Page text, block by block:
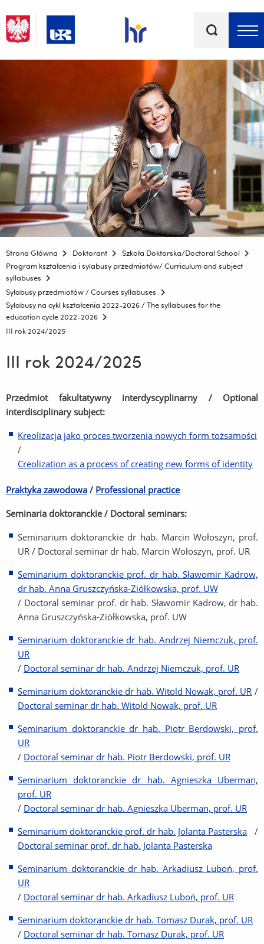
kluczowe
Strona Główna Doktorant
Szkoła Doktorska/Doctoral School
Program kształcenia i sylabusy przedmiotów/ Curriculum and subject
syllabuses
Sylabusy przedmiotów / Courses syllabuses
Sylabusy na cykl kształcenia 2022-2026 / The syllabuses for the
education cycle 2022-2026
III rok 2024/2025
III rok 2024/2025
Przedmiot fakultatywny interdyscyplinarny / Optional
interdisciplinary subject:
Kreolizacja jako proces tworzenia nowych form tożsamości
/
Creolization as a process of creating new forms of identity
Praktyka zawodowa / Professional practice
Seminaria doktoranckie / Doctoral seminars:
Seminarium doktoranckie dr hab. Marcin Wołoszyn, prof.
UR / Doctoral seminar dr hab. Marcin Wołoszyn, prof. UR
Seminarium doktoranckie prof. dr hab. Sławomir Kadrow,
dr hab. Anna Gruszczyńska-Ziółkowska, prof. UW
/ Doctoral seminar prof. dr hab. Sławomir Kadrow, dr hab.
Anna Gruszczyńska-Ziółkowska, prof. UW
Seminarium doktoranckie dr hab. Andrzej Niemczuk, prof.
UR
/ Doctoral seminar dr hab. Andrzej Niemczuk, prof. UR
Seminarium doktoranckie dr hab. Witold Nowak, prof. UR /
Doctoral seminar dr hab. Witold Nowak, prof. UR
Seminarium doktoranckie dr hab. Piotr Berdowski, prof.
UR
/ Doctoral seminar dr hab. Piotr Berdowski, prof. UR
Seminarium doktoranckie dr hab. Agnieszka Uberman,
prof. UR
/ Doctoral seminar dr hab. Agnieszka Uberman, prof. UR
Seminarium doktoranckie prof. dr hab. Jolanta Pasterska /
Doctoral seminar prof. dr hab. Jolanta Pasterska
Seminarium doktoranckie dr hab. Arkadiusz Luboń, prof.
UR
/ Doctoral seminar dr hab. Arkadiusz Luboń, prof. UR
Seminarium doktoranckie dr hab. Tomasz Durak, prof. UR
/ Doctoral seminar dr hab. Tomasz Durak, prof. UR